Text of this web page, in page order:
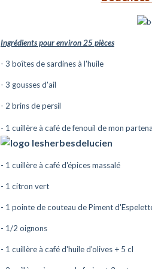
Ingrédients pour environ 25 pièces
- 3 boîtes de sardines à l'huile
- 3 gousses d'ail
- 2 brins de persil
- 1 cuillère à café de fenouil de mon
- 1 cuillère à café d'épices massalé
- 1 citron vert
- 1 pointe de couteau de Piment
- 1/2 oignons
- 1 cuillère à café d'huile d'olives + 5 cl